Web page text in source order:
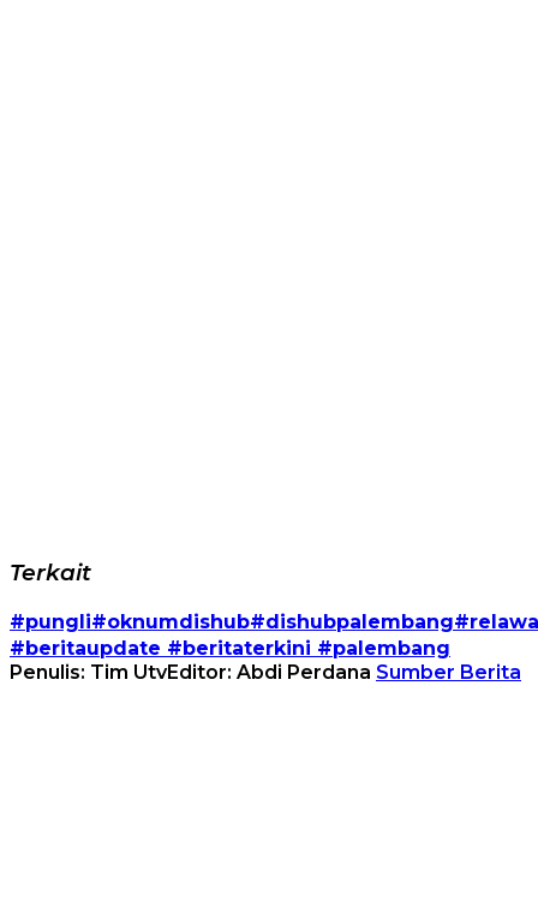
Terkait
#beritaupdate #beritaterkini #palembang
Penulis: Tim UtvEditor: Abdi Perdana Sumber Berita